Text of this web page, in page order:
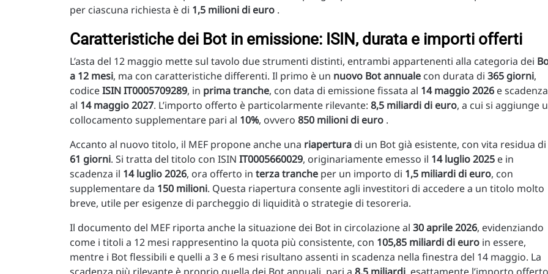
per ciascuna richiesta è di 1,5 milioni di euro .
Caratteristiche dei Bot in emissione: ISIN, durata e importi offerti
L’asta del 12 maggio mette sul tavolo due strumenti distinti, entrambi appartenenti alla categoria dei
a 12 mesi, ma con caratteristiche differenti. Il primo è un nuovo Bot annuale con durata di 365 giorni,
codiceISIN IT0005709289, in prima tranche, con data di emissione fissata al 14 maggio 2026 e scadenza
al 14 maggio 2027. L’importo offerto è particolarmente rilevante: 8,5 miliardi di euro, a cui si aggiunge
collocamento supplementare pari al 10%, ovvero 850 milioni di euro .
Accanto al nuovo titolo, il MEF propone anche una riapertura di un Bot già esistente, con vita residua di
61 giorni. Si tratta del titolo con ISIN IT0005660029, originariamente emesso il 14 luglio 2025 e in
scadenza il 14 luglio 2026, ora offerto in terza tranche per un importo di 1,5 miliardi di euro, con
supplementare da 150 milioni. Questa riapertura consente agli investitori di accedere a un titolo molto
breve, utile per esigenze di parcheggio di liquidità o strategie di tesoreria.
Il documento del MEF riporta anche la situazione dei Bot in circolazione al 30 aprile 2026, evidenziando
come i titoli a 12 mesi rappresentino la quota più consistente, con 105,85 miliardi di euro in essere,
mentre i Bot flessibili e quelli a 3 e 6 mesi risultano assenti in scadenza nella finestra del 14 maggio. La